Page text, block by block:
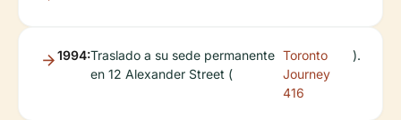
1994:Traslado a su sede permanente
en 12 Alexander Street (
Toronto
Journey
416
).